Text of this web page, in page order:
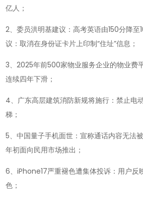
世
界-2026-
05!
亿人；
2、委员洪明基建议：高考英语由150分降至
议：取消在身份证卡片上印制“住址”信息；
3、2025年前500家物业服务企业的物业费
连续四年下滑；
4、广东高层建筑消防新规将施行：禁止电
梯；
5、中国量子手机面世：宣称通话内容无法
年初面向民用市场推出；
6、iPhone17严重褪色遭集体投诉：用户反
色；